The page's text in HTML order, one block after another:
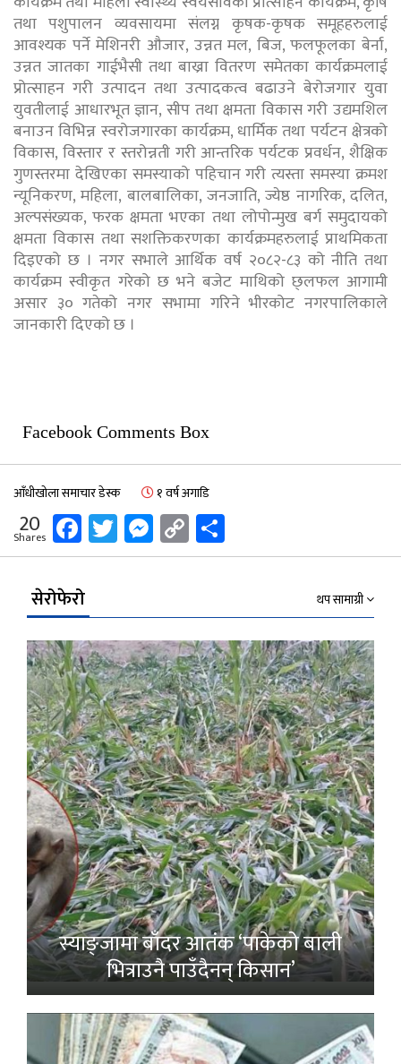
तथा पशुपालन व्यवसायमा संलग्न कृषक-कृषक समूहहरुलाई
आवश्यक पर्ने मेशिनरी औजार, उन्नत मल, बिज, फलफूलका बेर्ना,
उन्नत जातका गाईभैसी तथा बाख्रा वितरण समेतका कार्यक्रमलाई
प्रोत्साहन गरी उत्पादन तथा उत्पादकत्व बढाउने बेरोजगार युवा
युवतीलाई आधारभूत ज्ञान, सीप तथा क्षमता विकास गरी उद्यमशिल
बनाउन विभिन्न स्वरोजगारका कार्यक्रम, धार्मिक तथा पर्यटन क्षेत्रको
विकास, विस्तार र स्तरोन्नती गरी आन्तरिक पर्यटक प्रवर्धन, शैक्षिक
गुणस्तरमा देखिएका समस्याको पहिचान गरी त्यस्ता समस्या क्रमश
न्यूनिकरण, महिला, बालबालिका, जनजाति, ज्येष्ठ नागरिक, दलित,
अल्पसंख्यक, फरक क्षमता भएका तथा लोपोन्मुख बर्ग समुदायको
क्षमता विकास तथा सशक्तिकरणका कार्यक्रमहरुलाई प्राथमिकता
दिइएको छ । नगर सभाले आर्थिक वर्ष २०८२-८३ को नीति तथा
कार्यक्रम स्वीकृत गरेको छ भने बजेट माथिको छ्लफल आगामी
असार ३० गतेको नगर सभामा गरिने भीरकोट नगरपालिकाले
जानकारी दिएको छ ।
Facebook Comments Box
आँधीखोला समाचार डेस्क १ वर्ष अगाडि
20
Shares Facebook
Twitter
Messenger
Copy
Link
सेरोफेरो थप सामाग्री
स्याङ्जामा बाँदर आतंक ‘पाकेको बाली
भित्राउनै पाउँदैनन् किसान’